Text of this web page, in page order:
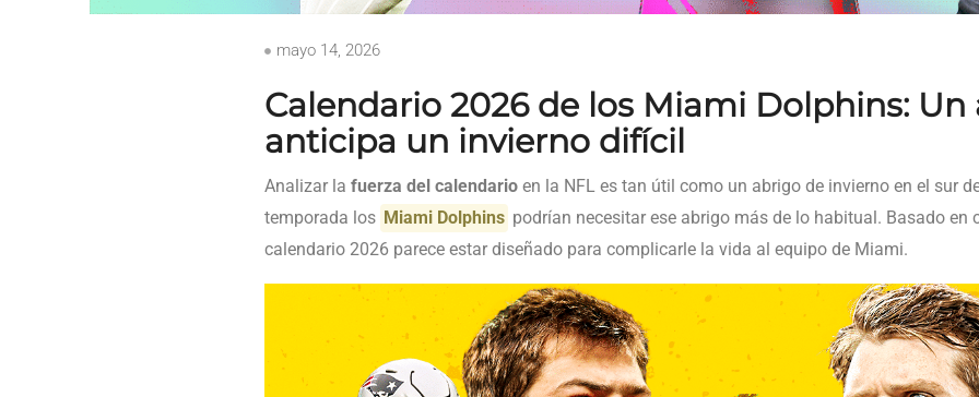
mayo 14, 2026
Calendario 2026 de los Miami Dolphins: Un
anticipa un invierno difícil
Analizar la fuerza del calendario en la NFL es tan útil como un abrigo de invierno en el sur
temporada los Miami Dolphins podrían necesitar ese abrigo más de lo habitual. Basado en
calendario 2026 parece estar diseñado para complicarle la vida al equipo de Miami.